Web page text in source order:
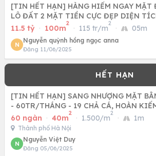
[TIN HẾT HẠN] HÀNG HIẾM NGAY MẶT
LÔ ĐẤT 2 MẶT TIỀN CỰC ĐẸP DIỆN
5M)
11.5 tỷ · 100m
2
· 115 tr/m
2
· 05m
N
Nguyễn quỳnh hồng ngọc anna
Đăng 11/06/2025
[TIN HẾT HẠN] SANG NHƯỢNG MẶT
- 60TR/THÁNG - 19 CHẢ CÁ, HOÀN
60 ngàn · 40m
2
· 1.500/m
2
· 1m
Thành phố Hà Nội
N
Nguyễn Việt Duy
Đăng 05/06/2025